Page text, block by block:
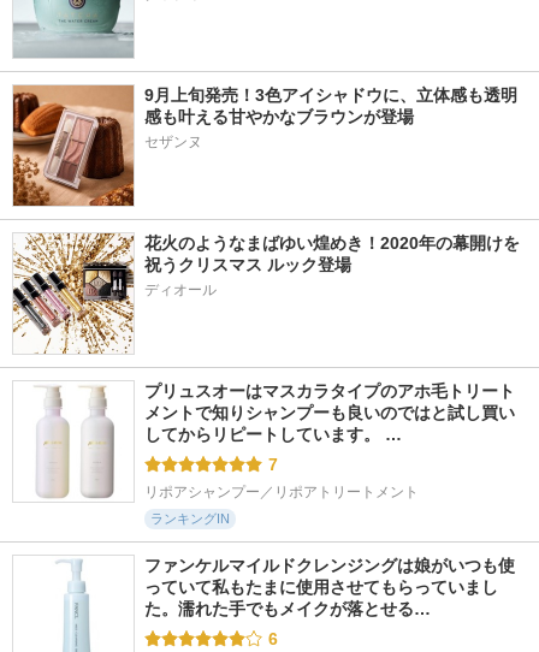
9月上旬発売！3色アイシャドウに、立体感も透明
感も叶える甘やかなブラウンが登場
花火のようなまばゆい煌めき！2020年の幕開けを
祝うクリスマス ルック登場
ディオール
プリュスオーはマスカラタイプのアホ毛トリート
メントで知りシャンプーも良いのではと試し買い
してからリピートしています。 …
7
リポアシャンプー／リポアトリートメント
ランキングIN
ファンケルマイルドクレンジングは娘がいつも使
っていて私もたまに使用させてもらっていまし
た。濡れた手でもメイクが落とせる…
6